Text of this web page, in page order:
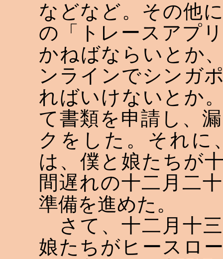
などなど。その他
の「トレースアプ
かねばならいとか
ンラインでシンガ
ればいけないとか
て書類を申請し、
クをした。それに
は、僕と娘たちが
間遅れの十二月二
準備を進めた。
さて、十二月十
娘たちがヒースロ